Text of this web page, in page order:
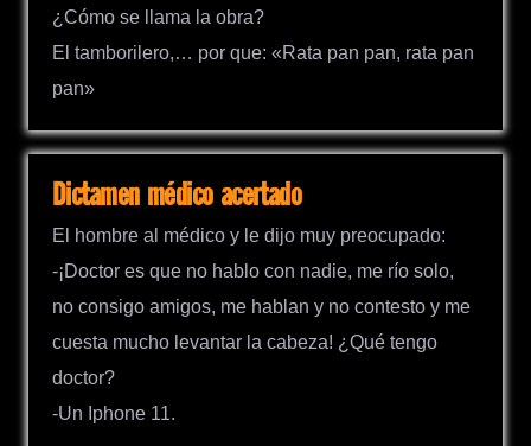
¿Cómo se llama la obra?
El tamborilero,… por que: «Rata pan pan, rata pan
pan»
Dictamen médico acertado
El hombre al médico y le dijo muy preocupado:
-¡Doctor es que no hablo con nadie, me río solo,
no consigo amigos, me hablan y no contesto y me
cuesta mucho levantar la cabeza! ¿Qué tengo
doctor?
-Un Iphone 11.